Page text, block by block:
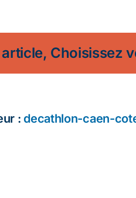
Choisissez
:decathlon-caen-